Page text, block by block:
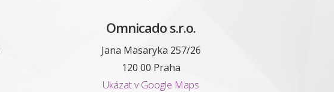
Omnicado s.r.o.
Jana Masaryka 257/26
120 00 Praha
Ukázat v Google Maps